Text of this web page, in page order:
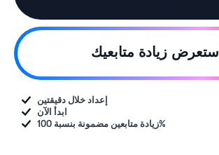
استعرض زيادة متابعيك
إعداد خلال دقيقتين
ابدأ الآن
زيادة متابعين مضمونة بنسبة 100%